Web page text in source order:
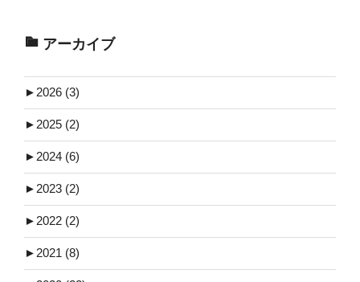
アーカイブ
► 2026 (3)
► 2025 (2)
► 2024 (6)
► 2023 (2)
► 2022 (2)
► 2021 (8)